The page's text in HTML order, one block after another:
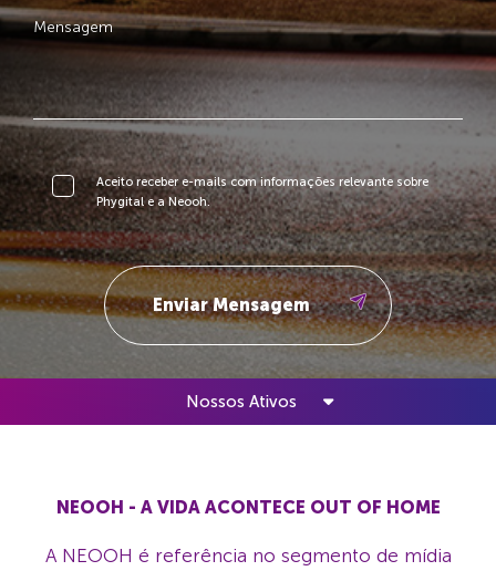
Aceito receber e-mails com informações relevante sobre
Phygital e a Neooh.
Nossos Ativos
NEOOH - A VIDA ACONTECE OUT OF HOME
A NEOOH é referência no segmento de mídia